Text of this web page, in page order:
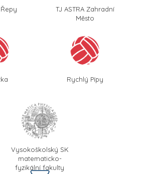
TJ ASTRA Zahradní
Město
Rychlý Pípy
Vysokoškolský SK
matematicko-
fyzikální fakulty